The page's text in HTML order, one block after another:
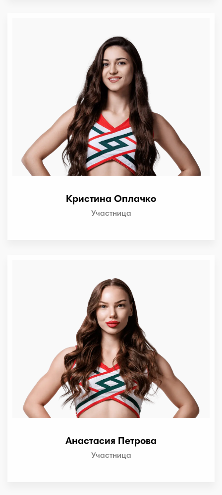
Кристина Оплачко
Участница
Анастасия Петрова
Участница